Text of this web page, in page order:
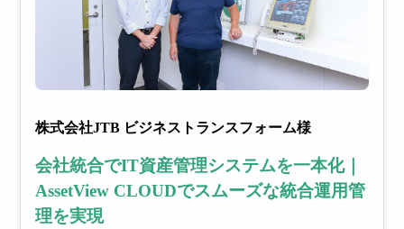
株式会社JTB ビジネストランスフォーム様
会社統合でIT資産管理システムを一本化｜
AssetView CLOUDでスムーズな統合運用管
理を実現